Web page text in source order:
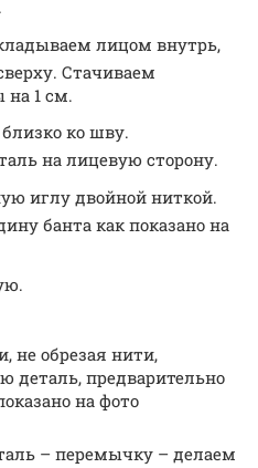
лицом внутрь,
Стачиваем
на 1 см.
ко шву.
на лицевую сторону.
иглу двойной ниткой.
банта как показано на
не обрезая нити,
деталь, предварительно
на фото
– перемычку – делаем